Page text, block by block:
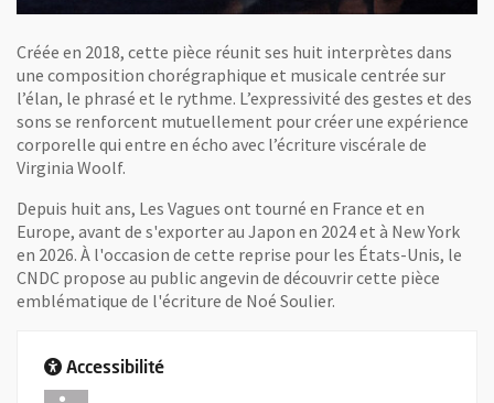
Créée en 2018, cette pièce réunit ses huit interprètes dans
une composition chorégraphique et musicale centrée sur
l’élan, le phrasé et le rythme. L’expressivité des gestes et des
sons se renforcent mutuellement pour créer une expérience
corporelle qui entre en écho avec l’écriture viscérale de
Virginia Woolf.
Depuis huit ans, Les Vagues ont tourné en France et en
Europe, avant de s'exporter au Japon en 2024 et à New York
en 2026. À l'occasion de cette reprise pour les États-Unis, le
CNDC propose au public angevin de découvrir cette pièce
emblématique de l'écriture de Noé Soulier.
Accessibilité